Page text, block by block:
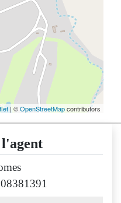
| ©OpenStreetMapcontributors